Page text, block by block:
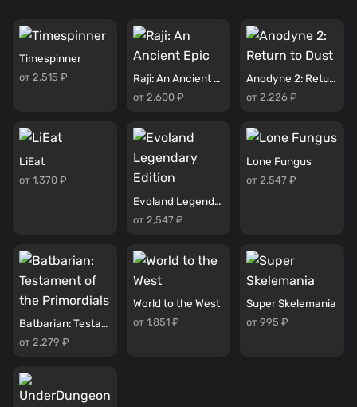
Timespinner
от 2,515 ₽ Raji: An Ancient Epic
от 2,600 ₽
Anodyne 2: Return to Dust
от 2,226 ₽
LiEat
от 1,370 ₽
Evoland Legendary Edition
от 2,547 ₽
Lone Fungus
от 2,547 ₽
Batbarian: Testament of the Primordials
от 2,279 ₽
World to the West
от 1,851 ₽
Super Skelemania
от 995 ₽